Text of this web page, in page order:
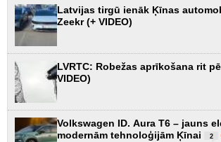
Latvijas tirgū ienāk Ķīnas
Zeekr (+ VIDEO)
LVRTC: Robežas aprīkošana rit
VIDEO)
Volkswagen ID. Aura T6 – jauns
modernām tehnoloģijām Ķīnai
2